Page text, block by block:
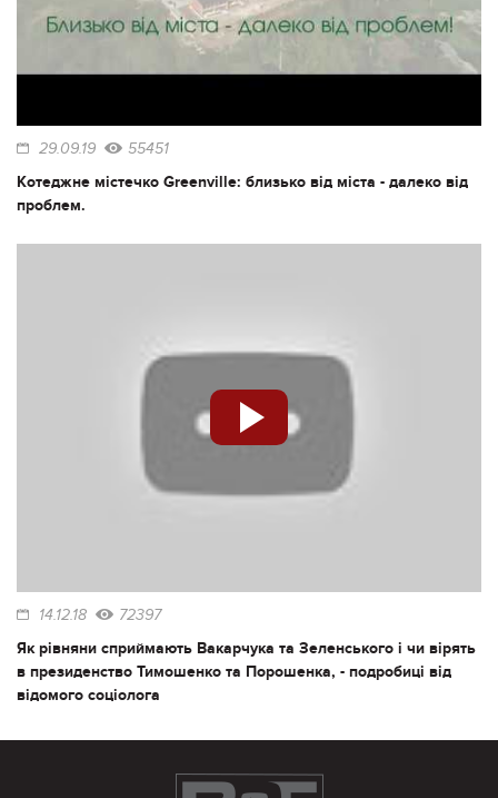
29.09.19 55451
Котеджне містечко Greenville: близько від міста - далеко від
проблем.
14.12.18 72397
Як рівняни сприймають Вакарчука та Зеленського і чи вірять
в президенство Тимошенко та Порошенка, - подробиці від
відомого соціолога